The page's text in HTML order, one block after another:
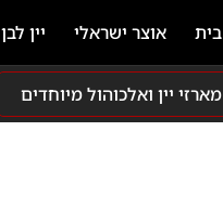
בית אוצר ישראלי יין לבן
מארזי יין ואלכוהול מיוחדים